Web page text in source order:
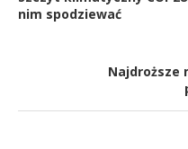
nim spodziewać
Najdroższe